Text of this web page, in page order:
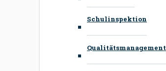
Schulinspektion
Qualitätsmanagement